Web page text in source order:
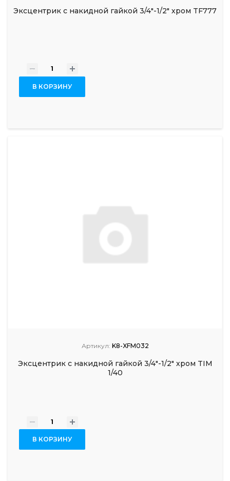
Эксцентрик с накидной гайкой 3/4"-1/2" хром TF777
- +
В КОРЗИНУ
Артикул: K8-XFM032
Эксцентрик с накидной гайкой 3/4"-1/2" хром TIM
1/40
- +
В КОРЗИНУ